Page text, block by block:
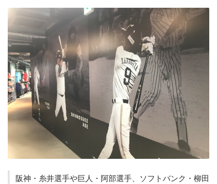
阪神・糸井選手や巨人・阿部選手、ソフトバンク・柳田